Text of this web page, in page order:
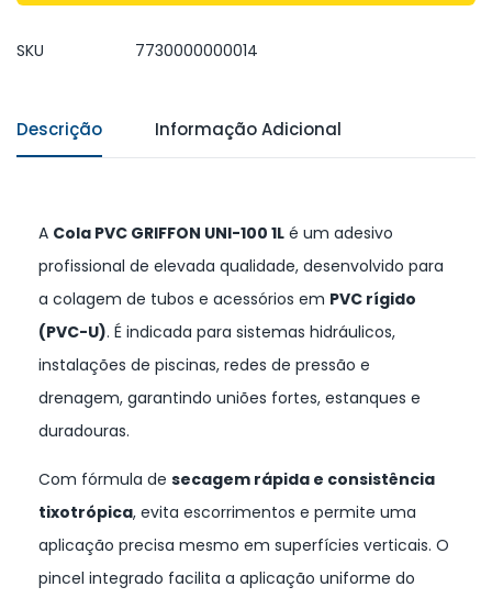
SKU 7730000000014
Descrição Informação Adicional
A Cola PVC GRIFFON UNI-100 1L é um adesivo
profissional de elevada qualidade, desenvolvido para
a colagem de tubos e acessórios em PVC rígido
(PVC-U). É indicada para sistemas hidráulicos,
instalações de piscinas, redes de pressão e
drenagem, garantindo uniões fortes, estanques e
duradouras.
Com fórmula de secagem rápida e consistência
tixotrópica, evita escorrimentos e permite uma
aplicação precisa mesmo em superfícies verticais. O
pincel integrado facilita a aplicação uniforme do